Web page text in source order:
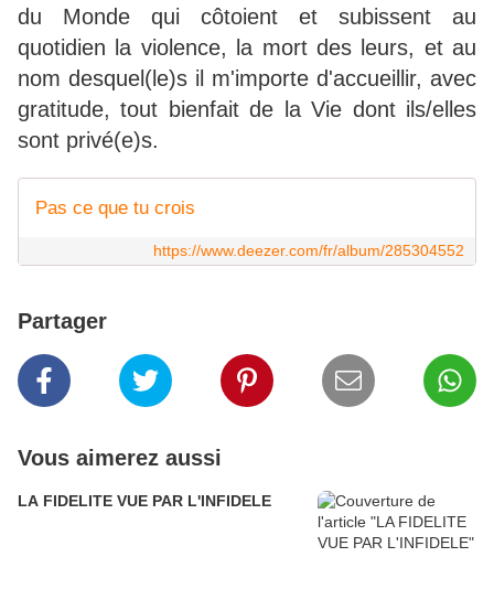
du Monde qui côtoient et subissent au
quotidien la violence, la mort des leurs, et au
nom desquel(le)s il m'importe d'accueillir, avec
gratitude, tout bienfait de la Vie dont ils/elles
sont privé(e)s.
Pas ce que tu crois
https://www.deezer.com/fr/album/285304552
Partager
Vous aimerez aussi
LA FIDELITE VUE PAR L'INFIDELE